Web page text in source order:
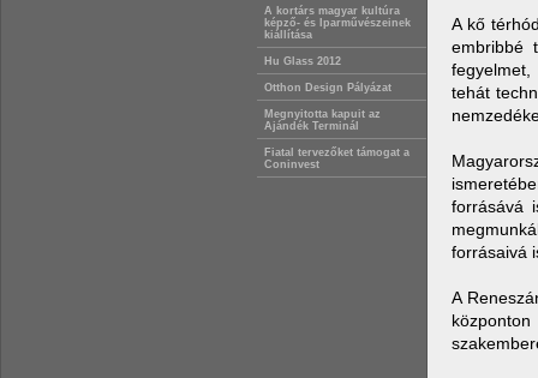
A kortárs magyar kultúra
képző- és Iparművészeinek
kiállítása
Hu Glass 2012
Otthon Design Pályázat
Megnyitotta kapuit az
Ajándék Terminál
Fiatal tervezőket támogat a
Coninvest
A kő
embribbé
fegyelmet,
tehát
forrásává
forrásaivá
A